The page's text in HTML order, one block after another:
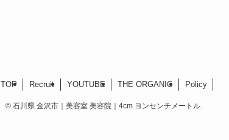
TOP Recruit YOUTUBE THE ORGANIC Policy
©石川県 金沢市｜美容室 美容院｜4cm ヨンセンチメートル.